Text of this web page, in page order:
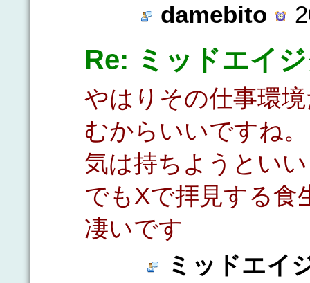
damebito
Re: ミッドエイ
やはりその仕事環
むからいいですね
気は持ちようとい
でもXで拝見する食
凄いです
ミッドエイ